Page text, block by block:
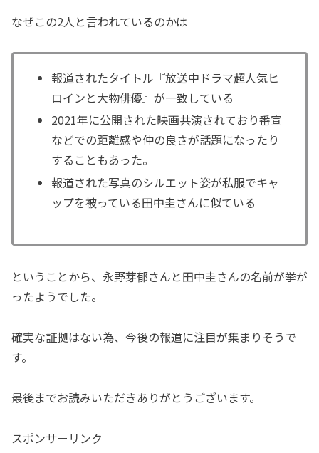
なぜこの2人と言われているのかは
報道されたタイトル『放送中ドラマ超人気ヒ
ロインと大物俳優』が一致している
2021年に公開された映画共演されており番宣
などでの距離感や仲の良さが話題になったり
することもあった。
報道された写真のシルエット姿が私服でキャ
ップを被っている田中圭さんに似ている
ということから、永野芽郁さんと田中圭さんの名前が挙が
ったようでした。
確実な証拠はない為、今後の報道に注目が集まりそうで
す。
最後までお読みいただきありがとうございます。
スポンサーリンク